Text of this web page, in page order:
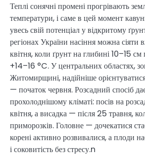
Теплі сонячні промені прогрівають
температури, і саме в цей момент
увесь свій потенціал у відкритому
регіонах України насіння можна сіяти
квітня, коли ґрунт на глибині 10–15 см
+14–16 °C. У центральних областях,
Житомирщині, надійніше
— початок червня. Розсадний спосіб
прохолоднішому кліматі: посів на
квітня, а висадка — після 25 травня,
приморозків. Головне — дочекатися
корені активно розвивалися, а плоди
і соковитість без стресу.n